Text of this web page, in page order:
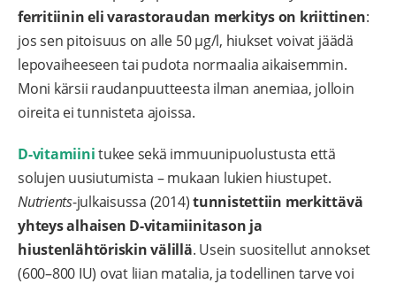
ferritiinin eli varastoraudan merkitys on kriittinen:
jos sen pitoisuus on alle 50 µg/l, hiukset voivat jäädä
lepovaiheeseen tai pudota normaalia aikaisemmin.
Moni kärsii raudanpuutteesta ilman anemiaa, jolloin
oireita ei tunnisteta ajoissa.
D-vitamiinitukee sekä immuunipuolustusta että
solujen uusiutumista – mukaan lukien hiustupet.
Nutrients-julkaisussa (2014)tunnistettiin merkittävä
yhteys alhaisen D-vitamiinitason ja
hiustenlähtöriskin välillä. Usein suositellut annokset
(600–800 IU) ovat liian matalia, ja todellinen tarve voi